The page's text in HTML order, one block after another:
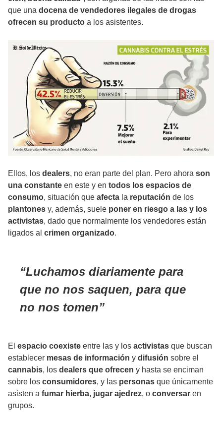
que una docena de vendedores ilegales de drogas
ofrecen su producto a los asistentes.
Ellos, los dealers, no eran parte del plan. Pero ahora son
una constante en este y en todos los espacios de
consumo, situación que afecta la reputación de los
plantones y, además, suele poner en riesgo a las y los
activistas, dado que normalmente los vendedores están
ligados al crimen organizado.
Luchamos diariamente para
que no nos saquen, para que
no nos tomen
El espacio coexiste entre las y los activistas que buscan
establecer mesas de información y difusión sobre el
cannabis, los dealers que ofrecen y hasta se enciman
sobre los consumidores, y las personas que únicamente
asisten a fumar hierba, jugar ajedrez, o conversar en
grupos.